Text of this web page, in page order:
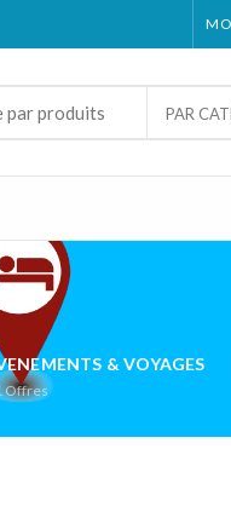
PAR
& VOYAGES
Offres